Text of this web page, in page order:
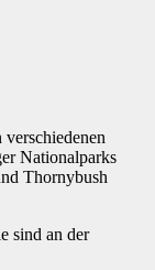
Nationalparks
Thornybush
sind an der